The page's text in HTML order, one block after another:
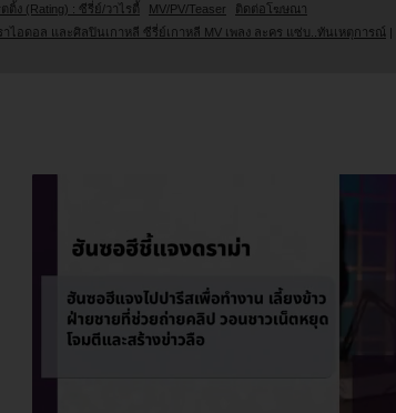
ตติ้ง (Rating) : ซีรี่ย์/วาไรตี้ MV/PV/Teaser ติดต่อโฆษณา
าไอดอล และศิลปินเกาหลี ซีรี่ย์เกาหลี MV เพลง ละคร แซ่บ..ทันเหตุการณ์ |